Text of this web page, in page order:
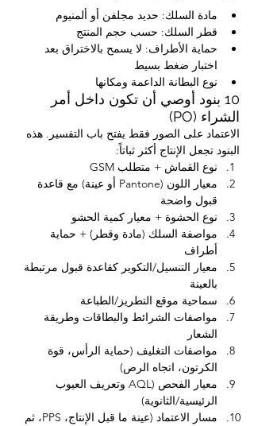
مادة السلك: حديد مجلفن أو ألمنيوم
قطر السلك: حسب حجم المنتج
حماية الأطراف: لا يسمح بالاختراق بعد
اختبار ضغط بسيط
نوع البطانة الداعمة ومكانها
10 بنود أوصي أن تكون داخل أمر
الشراء (PO)
الاعتماد على الصور فقط يفتح باب التفسير. هذه
البنود تجعل الإنتاج أكثر ثباتاً:
نوع القماش + متطلب GSM
معيار اللون (Pantone أو عينة) مع قاعدة
قبول واضحة
نوع الحشوة + معيار كمية الحشو
مواصفة السلك (مادة وقطر) + حماية
أطراف
معيار التنسيل/التكوير كقاعدة قبول مرتبطة
بالعينة
سماحية موقع التطريز/الطباعة
مواصفات الشرائط والبطاقات وطريقة
الشعار
مواصفات التغليف (حماية الرأس، قوة
الكرتون، اتجاه الرص)
معيار الفحص (AQL وتعريف العيوب
الرئيسية/الثانوية)
مسار الاعتماد (عينة ما قبل الإنتاج، PPS، ثم